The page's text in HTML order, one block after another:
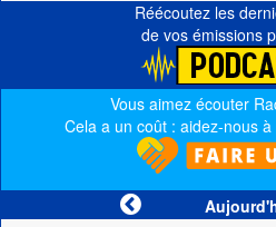
Réécoutez les
de vos émissions
Vous aimez écouter
Cela a un coût : aidez-nous